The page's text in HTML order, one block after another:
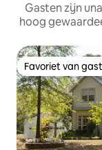
Gasten zijn
hoog
Favoriet van
Favoriet van